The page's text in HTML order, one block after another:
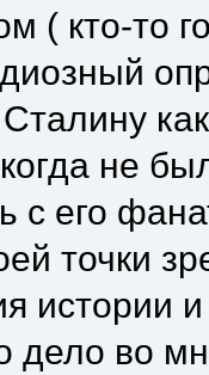
( кто-то
не
с его
точки
истории
дело во